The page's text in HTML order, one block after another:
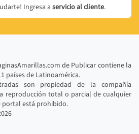
Ingresa a servicio al cliente.
de Publicar contiene la
países de Latinoamérica.
son propiedad de la compañía
reproducción total o parcial de cualquier
portal está prohibido.